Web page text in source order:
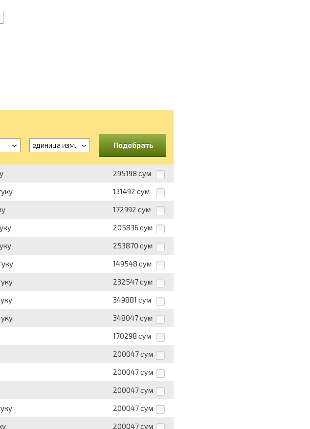
единица изм. Подобрать
295198 сум
131492 сум
172992 сум
205836 сум
253870 сум
149548 сум
232547 сум
349881 сум
348047 сум
170298 сум
200047 сум
200047 сум
200047 сум
200047 сум
200047 сум